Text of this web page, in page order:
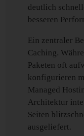
deutlich
besseren
Ein zentraler
Caching.
Paketen oft
konfigurieren
Managed
Architektur
Seiten
ausgeliefert.